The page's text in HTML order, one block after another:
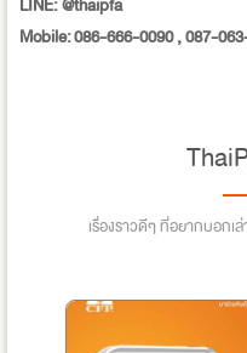
LINE: @thaipfa
Mobile: 086-666-0090 , 087-
เรื่องราวดีๆ ที่อยากบอกเ